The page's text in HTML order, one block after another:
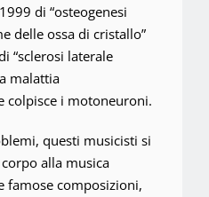
di “osteogenesi
delle ossa di cristallo”
“sclerosi laterale
malattia
colpisce i motoneuroni.
questi musicisti si
alla musica
famose composizioni,